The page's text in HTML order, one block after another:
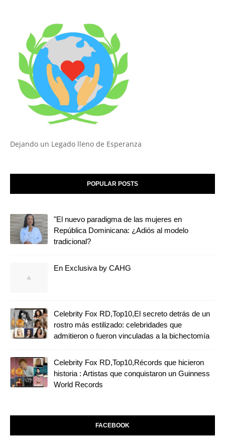
Dejando un Legado lleno de Esperanza
POPULAR POSTS
"El nuevo paradigma de las mujeres en
República Dominicana: ¿Adiós al modelo
tradicional?
En Exclusiva by CAHG
Celebrity Fox RD,Top10,El secreto detrás de un
rostro más estilizado: celebridades que
admitieron o fueron vinculadas a la bichectomía
Celebrity Fox RD,Top10,Récords que hicieron
historia : Artistas que conquistaron un Guinness
World Records
FACEBOOK